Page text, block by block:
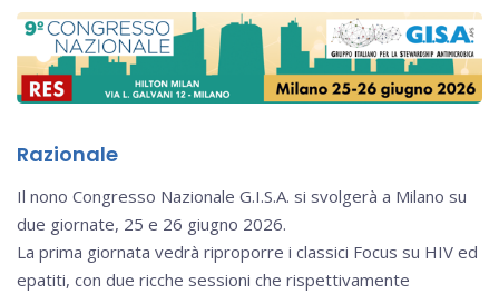
Razionale
Il nono Congresso Nazionale G.I.S.A. si svolgerà a Milano su
due giornate, 25 e 26 giugno 2026.
La prima giornata vedrà riproporre i classici Focus su HIV ed
epatiti, con due ricche sessioni che rispettivamente